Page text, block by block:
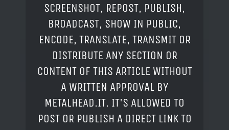
SCREENSHOT, REPOST, PUBLISH,
BROADCAST, SHOW IN PUBLIC,
ENCODE, TRANSLATE, TRANSMIT OR
DISTRIBUTE ANY SECTION OR
CONTENT OF THIS ARTICLE WITHOUT
A WRITTEN APPROVAL BY
METALHEAD.IT. IT'S ALLOWED TO
POST OR PUBLISH A DIRECT LINK TO